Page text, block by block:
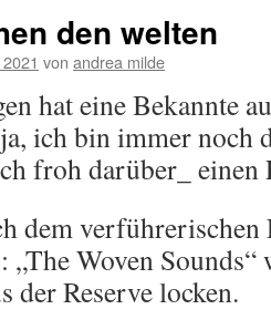
den welten
von andrea milde
hat eine Bekannte
ich bin immer noch
froh darüber_
dem verführerischen
„The Woven Sounds“
der Reserve locken.